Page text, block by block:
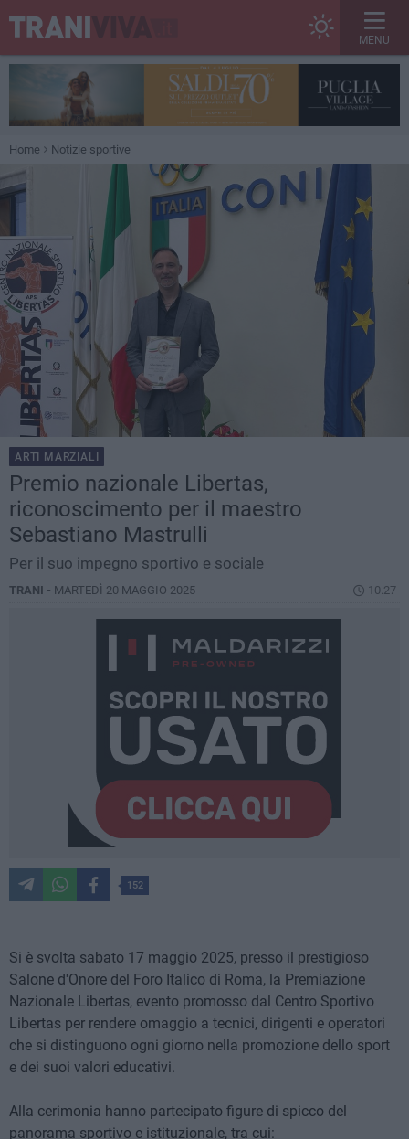
MENU
Home Notizie sportive
ARTI MARZIALI
Premio nazionale Libertas,
riconoscimento per il maestro
Sebastiano Mastrulli
Per il suo impegno sportivo e sociale
TRANI - MARTEDÌ 20 MAGGIO 2025 10.27
152
Si è svolta sabato 17 maggio 2025, presso il prestigioso
Salone d'Onore del Foro Italico di Roma, la Premiazione
Nazionale Libertas, evento promosso dal Centro Sportivo
Libertas per rendere omaggio a tecnici, dirigenti e operatori
che si distinguono ogni giorno nella promozione dello sport
e dei suoi valori educativi.
Alla cerimonia hanno partecipato figure di spicco del
panorama sportivo e istituzionale, tra cui: